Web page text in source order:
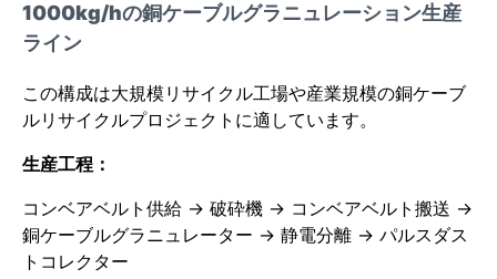
1000kg/hの銅ケーブルグラニュレーション生産
ライン
この構成は大規模リサイクル工場や産業規模の銅ケーブ
ルリサイクルプロジェクトに適しています。
生産工程：
コンベアベルト供給 → 破砕機 → コンベアベルト搬送 →
銅ケーブルグラニュレーター → 静電分離 → パルスダス
トコレクター